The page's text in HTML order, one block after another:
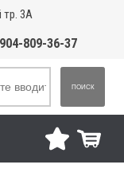
тр. 3А
809-36-37
ПОИСК